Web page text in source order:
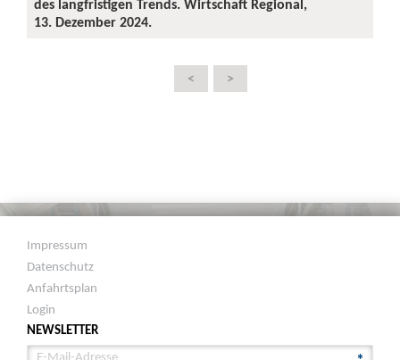
des langfristigen Trends. Wirtschaft Regional,
13. Dezember 2024.
< >
Impressum
Datenschutz
Anfahrtsplan
Login
NEWSLETTER